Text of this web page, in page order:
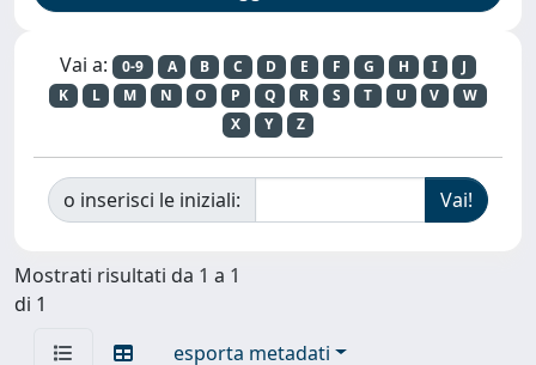
Vai a: 0-9 A B C D E F G H I
J
K
L M N O P Q R S T U V
W
X
Y Z
o inserisci le iniziali:
Mostrati risultati da 1 a 1
di 1
esporta metadati